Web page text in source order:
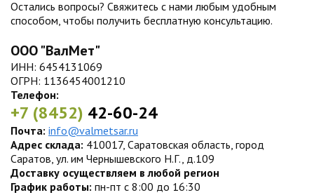
Остались вопросы? Свяжитесь с нами любым удобным
способом, чтобы получить бесплатную консультацию.
ООО "ВалМет"
ИНН: 6454131069
ОГРН: 1136454001210
Телефон:
+7 (8452) 42-60-24
Почта: info@valmetsar.ru
Адрес склада: 410017, Саратовская область, город
Саратов, ул. им Чернышевского Н.Г., д.109
Доставку осуществляем в любой регион
График работы: пн-пт с 8:00 до 16:30